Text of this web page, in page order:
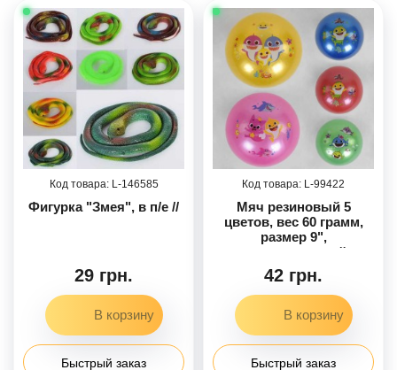
146585
Фигурка "Змея", в п/е //
29 грн.
Быстрый заказ
99422
Мяч резиновый 5
цветов, вес 60 грамм,
размер 9",
перламутровый
42 грн.
Быстрый заказ